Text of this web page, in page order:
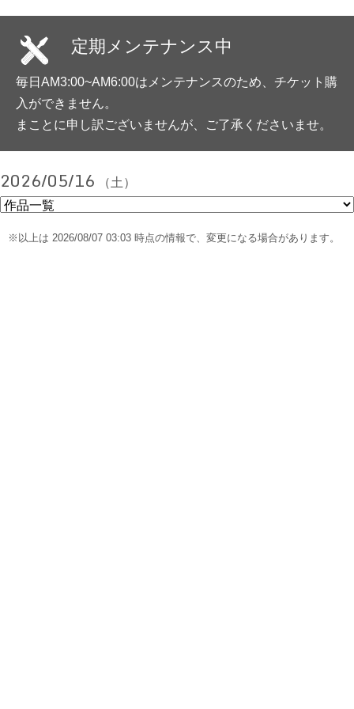
定期メンテナンス中
毎日AM3:00~AM6:00はメンテナンスのため、チケット購
入ができません。
まことに申し訳ございませんが、ご了承くださいませ。
2026/05/16 （土）
※以上は 2026/08/07 03:03 時点の情報で、変更になる場合があります。